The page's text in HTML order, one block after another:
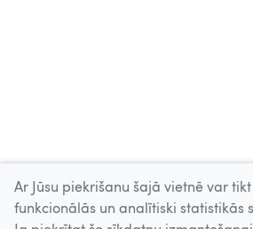
Skatīt vairāk
Ar Jūsu piekrišanu šajā vietnē var
funkcionālās un analītiski statistikās